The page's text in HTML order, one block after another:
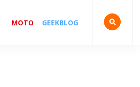
MOTO GEEKBLOG